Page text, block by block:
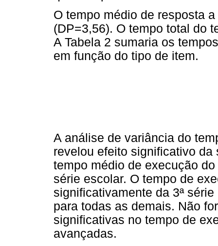
O tempo médio de resposta
(DP=3,56). O tempo total do
A Tabela 2 sumaria os
em função do tipo de item.
A análise de variância do
revelou efeito significativo da
tempo médio de execução
série escolar. O tempo de
significativamente da 3ª
para todas as demais. Não
significativas no tempo de
avançadas.